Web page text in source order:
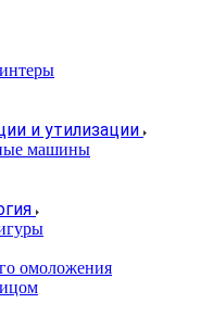
и утилизации
машины
омоложения